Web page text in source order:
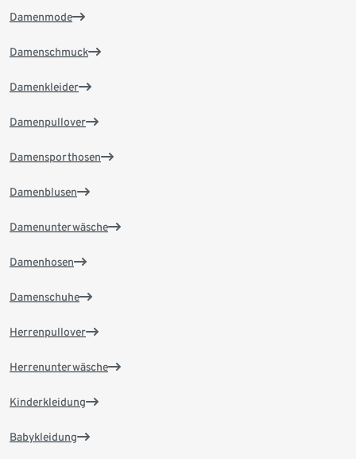
Damenmode
Damenschmuck
Damenkleider
Damenpullover
Damensporthosen
Damenblusen
Damenunterwäsche
Damenhosen
Damenschuhe
Herrenpullover
Herrenunterwäsche
Kinderkleidung
Babykleidung